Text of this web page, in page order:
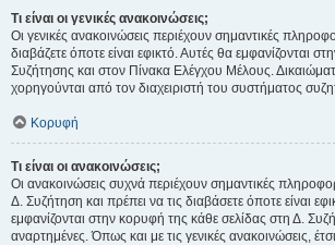
Τι είναι οι γενικές ανακοινώσεις;
Οι γενικές ανακοινώσεις περιέχουν σημαντικές
διαβάζετε όποτε είναι εφικτό. Αυτές θα εμφανίζονται
Συζήτησης και στον Πίνακα Ελέγχου Μέλους.
χορηγούνται από τον διαχειριστή του συστήματος
Κορυφή
Τι είναι οι ανακοινώσεις;
Οι ανακοινώσεις συχνά περιέχουν σημαντικές
Δ. Συζήτηση και πρέπει να τις διαβάσετε όποτε είναι
εμφανίζονται στην κορυφή της κάθε σελίδας στη Δ.
αναρτημένες. Όπως και με τις γενικές ανακοινώσεις,